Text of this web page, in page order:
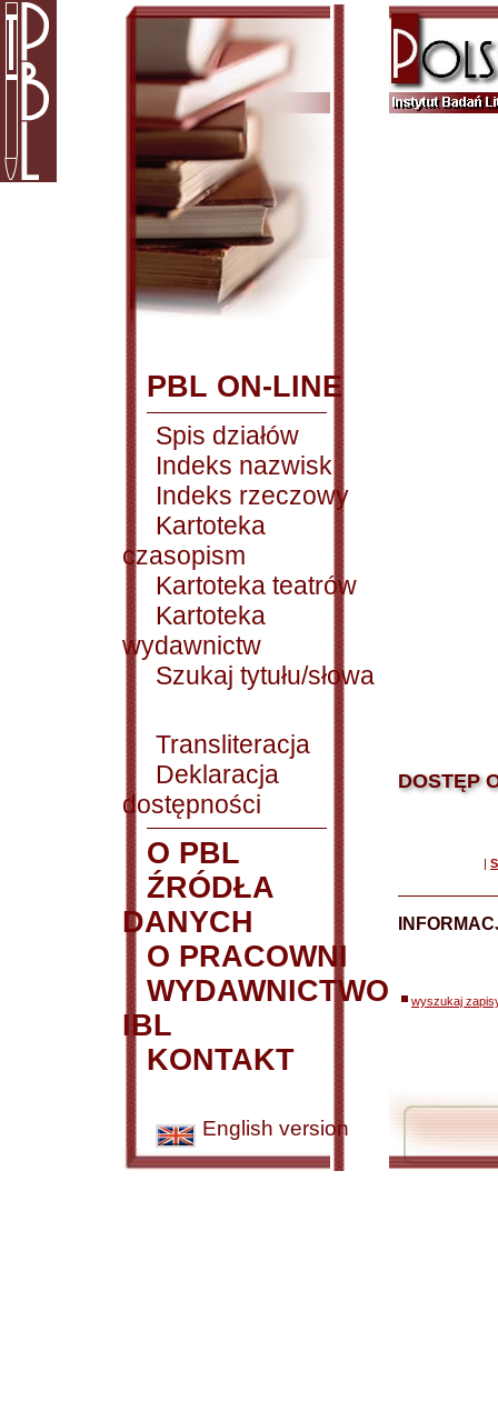
PBL ON-LINE
Spis działów
Indeks nazwisk
Indeks rzeczowy
Kartoteka
czasopism
Kartoteka teatrów
Kartoteka
wydawnictw
Szukaj tytułu/słowa
Transliteracja
Deklaracja
dostępności
O PBL
ŹRÓDŁA
DANYCH
O PRACOWNI
WYDAWNICTWO
IBL
KONTAKT
English version
DOSTĘP
|
wyszukaj